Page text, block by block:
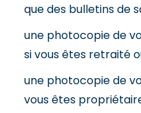
que des bulletins de
une photocopie de
si vous êtes retraité
une photocopie de
vous êtes